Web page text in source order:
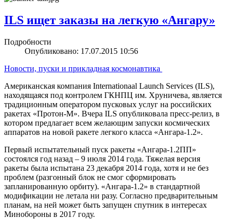
ILS ищет заказы на легкую «Ангару»
Подробности
Опубликовано: 17.07.2015 10:56
Новости, пуски и прикладная космонавтика
Американская компания Internationaal Launch Services (ILS),
находящаяся под контролем ГКНПЦ им. Хруничева, является
традиционным оператором пусковых услуг на российских
ракетах «Протон-М». Вчера ILS опубликовала пресс-релиз, в
котором предлагает всем желающим запуски космических
аппаратов на новой ракете легкого класса «Ангара-1.2».
Первый испытательный пуск ракеты «Ангара-1.2ПП»
состоялся год назад – 9 июля 2014 года. Тяжелая версия
ракеты была испытана 23 декабря 2014 года, хотя и не без
проблем (разгонный блок не смог сформировать
запланированную орбиту). «Ангара-1.2» в стандартной
модификации не летала ни разу. Согласно предварительным
планам, на ней может быть запущен спутник в интересах
Минобороны в 2017 году.